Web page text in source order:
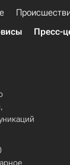
Пресс-